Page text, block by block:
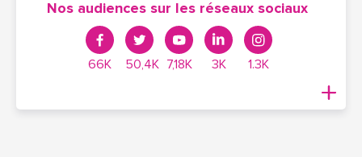
Nos audiences sur les réseaux sociaux
66K 50,4K 7,18K 3K 1.3K